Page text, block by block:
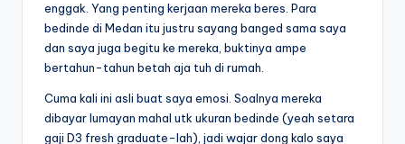
enggak. Yang penting kerjaan mereka beres. Para
bedinde di Medan itu justru sayang banged sama saya
dan saya juga begitu ke mereka, buktinya ampe
bertahun-tahun betah aja tuh di rumah.
Cuma kali ini asli buat saya emosi. Soalnya mereka
dibayar lumayan mahal utk ukuran bedinde (yeah setara
gaji D3 fresh graduate-lah), jadi wajar dong kalo saya